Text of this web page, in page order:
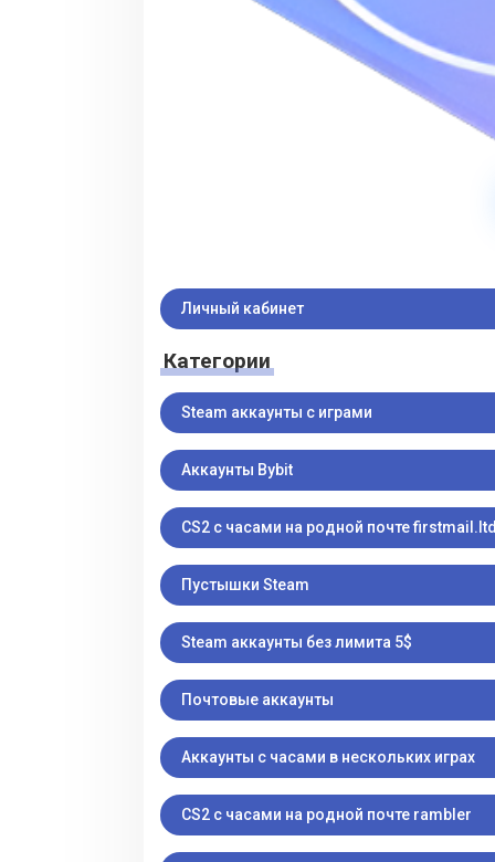
Личный кабинет
Категории
Steam аккаунты с играми
Аккаунты Bybit
CS2 с часами на родной почте
Пустышки Steam
Steam аккаунты без лимита 5$
Почтовые аккаунты
Аккаунты с часами в нескольких играх
CS2 с часами на родной почте rambler